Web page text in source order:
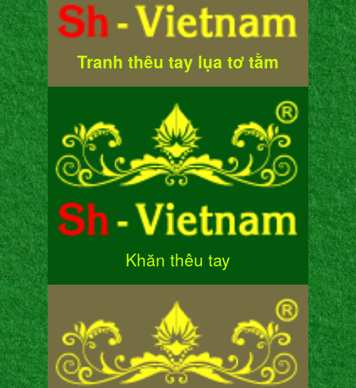
Tranh thêu tay lụa tơ tằm
Khăn thêu tay